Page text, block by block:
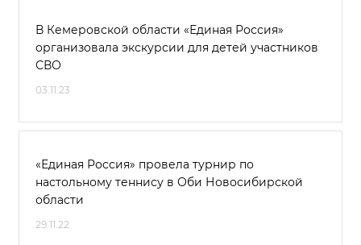
В Кемеровской области «Единая Россия»
организовала экскурсии для детей участников
СВО
03.11.23
«Единая Россия» провела турнир по
настольному теннису в Оби Новосибирской
области
29.11.22